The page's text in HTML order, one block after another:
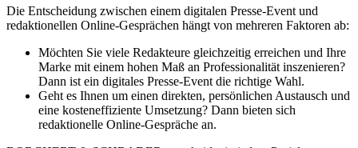
Die Entscheidung zwischen einem digitalen Presse-Event und
redaktionellen Online-Gesprächen hängt von mehreren Faktoren ab:
Möchten Sie viele Redakteure gleichzeitig erreichen und Ihre
Marke mit einem hohen Maß an Professionalität inszenieren?
Dann ist ein digitales Presse-Event die richtige Wahl.
Geht es Ihnen um einen direkten, persönlichen Austausch und
eine kosteneffiziente Umsetzung? Dann bieten sich
redaktionelle Online-Gespräche an.